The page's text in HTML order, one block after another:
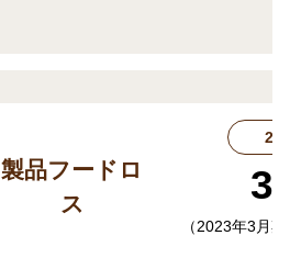
製品フードロ
ス
（2023年3月